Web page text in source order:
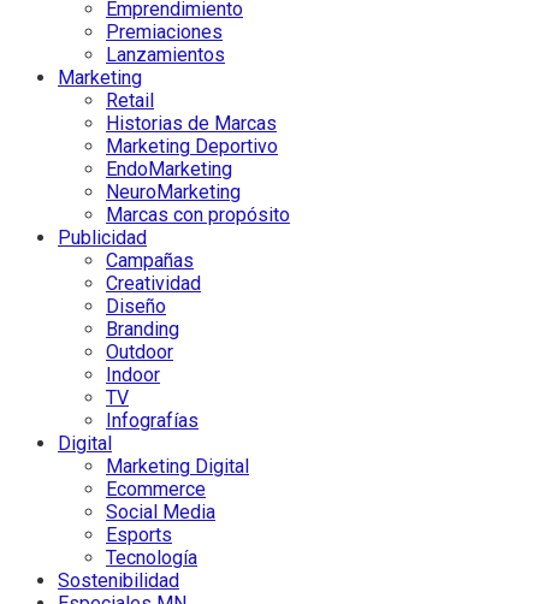
Emprendimiento
Premiaciones
Lanzamientos
Marketing
Retail
Historias de Marcas
Marketing Deportivo
EndoMarketing
NeuroMarketing
Marcas con propósito
Publicidad
Campañas
Creatividad
Diseño
Branding
Outdoor
Indoor
TV
Infografías
Digital
Marketing Digital
Ecommerce
Social Media
Esports
Tecnología
Sostenibilidad